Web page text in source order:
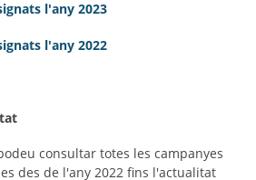
l'any 2023
l'any 2022
consultar totes les campanyes
des de l 'any 2022 fins l'actualitat